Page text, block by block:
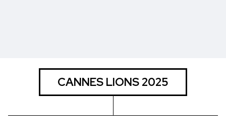
CANNES LIONS 2025